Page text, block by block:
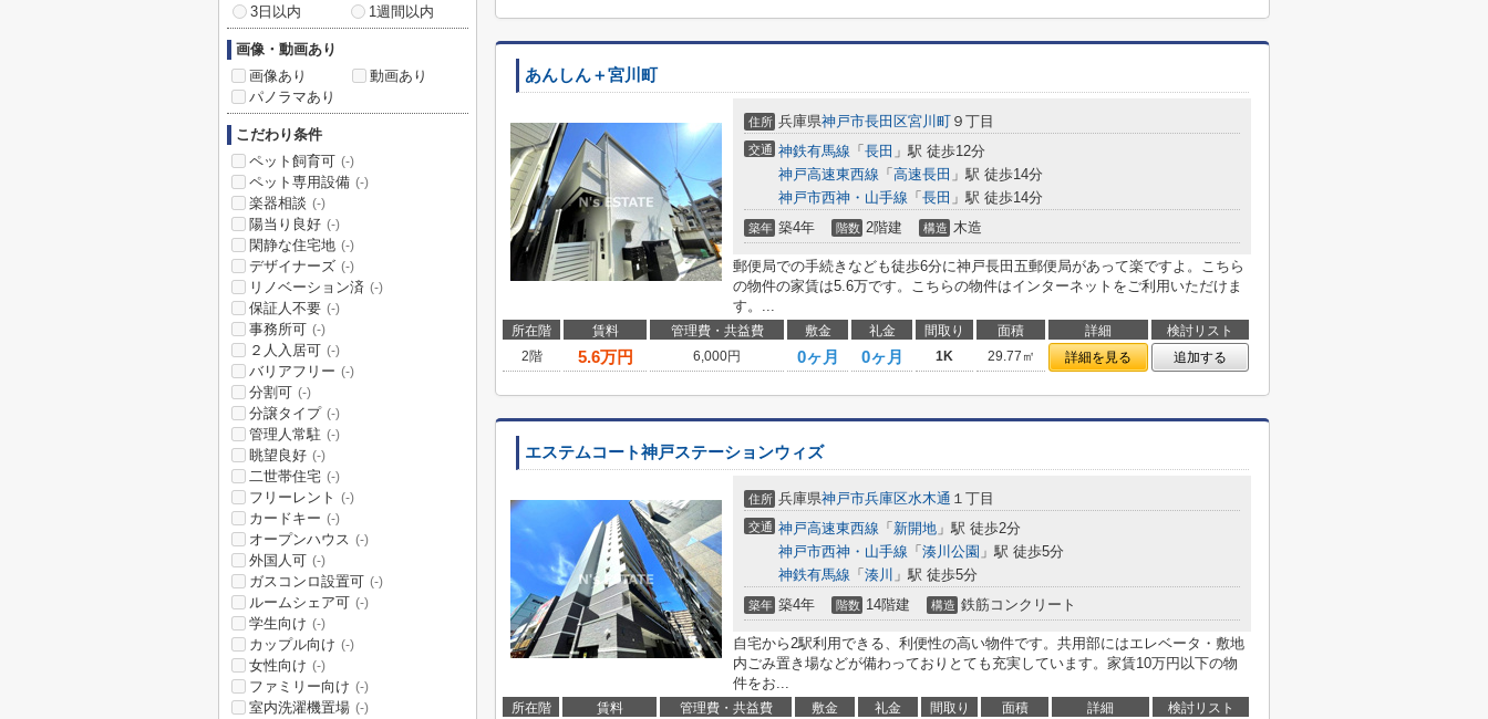
あんしん＋宮川町
住所 兵庫県神戸市長田区宮川町 ９丁目
交通 神鉄有馬線 「 長田 」駅 徒歩12分
神戸高速東西線 「 高速長田 」駅 徒歩14分
神戸市西神・山手線 「 長田 」駅 徒歩14分
築年 築4年 階数 2階建 構造 木造
郵便局での手続きなども徒歩6分に神戸長田五郵便局があって楽ですよ。こちら
の物件の家賃は5.6万です。こちらの物件はインターネットをご利用いただけま
す。...
所在階 賃料 管理費・共益費 敷金 礼金 間取り 面積 詳細
検討リスト
2階
5.6万円 6,000円 0ヶ月 0ヶ月 1K 29.77㎡ 詳細を見る 追加する
エステムコート神戸ステーションウィズ
住所 兵庫県神戸市兵庫区水木通 １丁目
交通 神戸高速東西線 「 新開地 」駅 徒歩2分
神戸市西神・山手線 「 湊川公園 」駅 徒歩5分
神鉄有馬線 「 湊川 」駅 徒歩5分
築年 築4年 階数 14階建 構造 鉄筋コンクリート
自宅から2駅利用できる、利便性の高い物件です。共用部にはエレベータ・敷地
内ごみ置き場などが備わっておりとても充実しています。家賃10万円以下の物
件をお...
所在階 賃料 管理費・共益費 敷金 礼金 間取り 面積 詳細
検討リスト
3日以内
1週間以内
画像・動画あり
画像あり
動画あり
パノラマあり
こだわり条件
ペット飼育可 (-)
ペット専用設備 (-)
楽器相談 (-)
陽当り良好 (-)
閑静な住宅地 (-)
デザイナーズ (-)
リノベーション済 (-)
保証人不要 (-)
事務所可 (-)
２人入居可 (-)
バリアフリー (-)
分割可 (-)
分譲タイプ (-)
管理人常駐 (-)
眺望良好 (-)
二世帯住宅 (-)
フリーレント (-)
カードキー (-)
オープンハウス (-)
外国人可 (-)
ガスコンロ設置可 (-)
ルームシェア可 (-)
学生向け (-)
カップル向け (-)
女性向け (-)
ファミリー向け (-)
室内洗濯機置場 (-)